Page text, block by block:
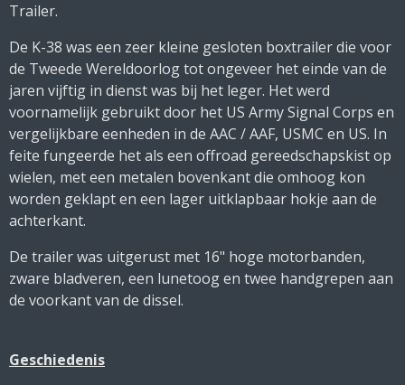
Trailer.
De K-38 was een zeer kleine gesloten boxtrailer die voor
de Tweede Wereldoorlog tot ongeveer het einde van de
jaren vijftig in dienst was bij het leger. Het werd
voornamelijk gebruikt door het US Army Signal Corps en
vergelijkbare eenheden in de AAC / AAF, USMC en US. In
feite fungeerde het als een offroad gereedschapskist op
wielen, met een metalen bovenkant die omhoog kon
worden geklapt en een lager uitklapbaar hokje aan de
achterkant.
De trailer was uitgerust met 16" hoge motorbanden,
zware bladveren, een lunetoog en twee handgrepen aan
de voorkant van de dissel.
Geschiedenis